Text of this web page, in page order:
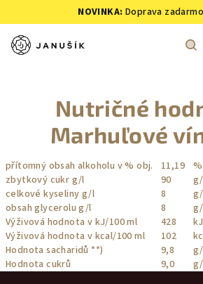
na
obsah
NOVINKA: Doprava
Nutričné
Marhuľové
přítomný obsah alkoholu v % obj. 11,19
zbytkový cukr g/l
90
celkové kyseliny g/l
8
obsah glycerolu g/l
8
Výživová hodnota v kJ/100 ml
428
Výživová hodnota v kcal/100 ml
102
Hodnota sacharidů **)
9,8
Hodnota cukrů
9,0